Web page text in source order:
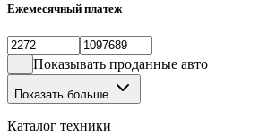
Ежемесячный платеж
Показывать проданные авто
Показать больше
Каталог техники